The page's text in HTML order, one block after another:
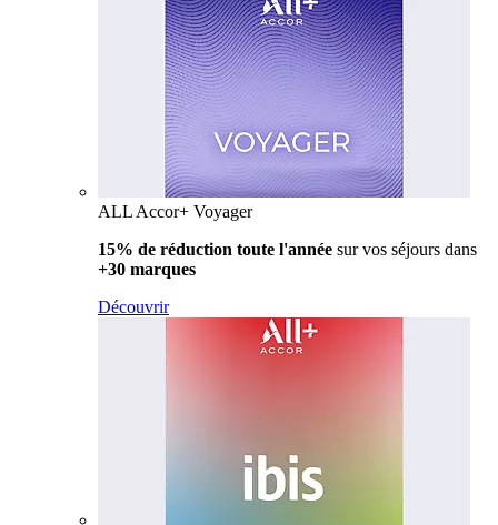
ALL Accor+ Voyager
15% de réduction toute l'année sur vos séjours dans
+30 marques
Découvrir